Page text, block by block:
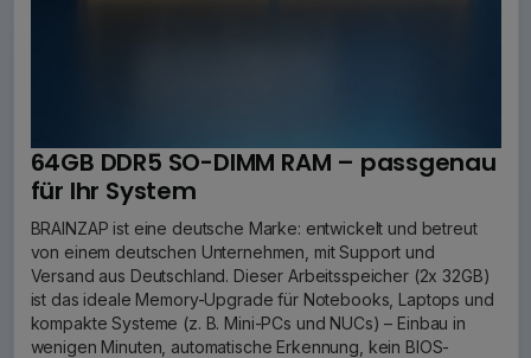
64GB DDR5 SO-DIMM RAM – passgenau
für Ihr System
BRAINZAP ist eine deutsche Marke: entwickelt und betreut
von einem deutschen Unternehmen, mit Support und
Versand aus Deutschland. Dieser Arbeitsspeicher (2x 32GB)
ist das ideale Memory-Upgrade für Notebooks, Laptops und
kompakte Systeme (z. B. Mini-PCs und NUCs) – Einbau in
wenigen Minuten, automatische Erkennung, kein BIOS-